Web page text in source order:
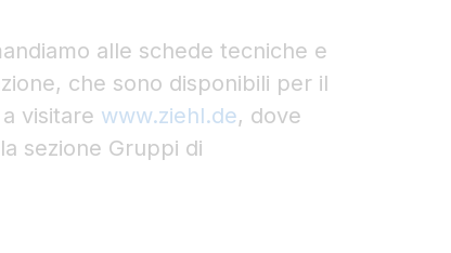
alle schede tecniche e
che sono disponibili per il
visitare www.ziehl.de, dove
sezione Gruppi di